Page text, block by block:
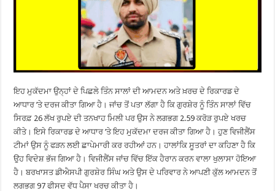
ਇਹ ਮੁਕੱਦਮਾ ਉਨ੍ਹਾਂ ਦੇ ਪਿਛਲੇ ਤਿੰਨ ਸਾਲਾਂ ਦੀ ਆਮਦਨ ਅਤੇ ਖ਼ਰਚ ਦੇ ਰਿਕਾਰਡ ਦੇ
ਆਧਾਰ ’ਤੇ ਦਰਜ ਕੀਤਾ ਗਿਆ ਹੈ। ਜਾਂਚ ਤੋਂ ਪਤਾ ਲੱਗਾ ਹੈ ਕਿ ਗੁਰਸ਼ੇਰ ਨੂੰ ਤਿੰਨ ਸਾਲਾਂ ਵਿੱਚ
ਸਿਰਫ਼ 26 ਲੱਖ ਰੁਪਏ ਦੀ ਤਨਖਾਹ ਮਿਲੀ ਪਰ ਉਸ ਨੇ ਲਗਭਗ 2.59 ਕਰੋੜ ਰੁਪਏ ਖਰਚ
ਕੀਤੇ। ਇਸੇ ਰਿਕਾਰਡ ਦੇ ਆਧਾਰ ’ਤੇ ਇਹ ਮੁਕੱਦਮਾ ਦਰਜ ਕੀਤਾ ਗਿਆ ਹੈ। ਹੁਣ ਵਿਜੀਲੈਂਸ
ਟੀਮਾਂ ਉਸ ਨੂੰ ਫੜਨ ਲਈ ਛਾਪੇਮਾਰੀ ਕਰ ਰਹੀਆਂ ਹਨ। ਹਾਲਾਂਕਿ ਸੂਤਰਾਂ ਦਾ ਕਹਿਣਾ ਹੈ ਕਿ
ਉਹ ਵਿਦੇਸ਼ ਭੱਜ ਗਿਆ ਹੈ। ਵਿਜੀਲੈਂਸ ਜਾਂਚ ਵਿੱਚ ਇੱਕ ਹੈਰਾਨ ਕਰਨ ਵਾਲਾ ਖੁਲਾਸਾ ਹੋਇਆ
ਹੈ। ਬਰਖਾਸਤ ਡੀਐਸਪੀ ਗੁਰਸ਼ੇਰ ਸਿੰਘ ਅਤੇ ਉਸ ਦੇ ਪਰਿਵਾਰ ਨੇ ਆਪਣੀ ਕੁੱਲ ਆਮਦਨ ਤੋਂ
ਲਗਭਗ 97 ਫੀਸਦ ਵੱਧ ਪੈਸਾ ਖਰਚ ਕੀਤਾ ਹੈ।